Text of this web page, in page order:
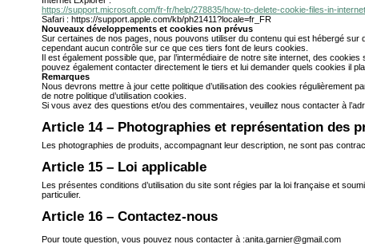
https://support.microsoft.com/fr-fr/help/278835/how-to-delete-cookie-files-in-
Safari : https://support.apple.com/kb/ph21411?locale=fr_FR
Nouveaux développements et cookies non prévus
Sur certaines de nos pages, nous pouvons utiliser du contenu qui est hébergé
cependant aucun contrôle sur ce que ces tiers font de leurs cookies.
Il est également possible que, par l’intermédiaire de notre site internet, des
pouvez également contacter directement le tiers et lui demander quels cookies il
Remarques
Nous devrons mettre à jour cette politique d’utilisation des cookies régulièrement
de notre politique d’utilisation cookies.
Si vous avez des questions et/ou des commentaires, veuillez nous contacter à
Article 14 – Photographies et représentation des
Les photographies de produits, accompagnant leur description, ne sont pas
Article 15 – Loi applicable
Les présentes conditions d’utilisation du site sont régies par la loi française et
particulier.
Article 16 – Contactez-nous
Pour toute question, vous pouvez nous contacter à :anita.garnier@gmail.com